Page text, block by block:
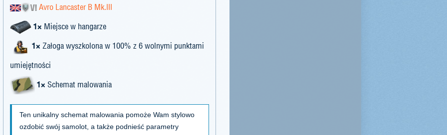
Avro Lancaster B Mk.III
1× Miejsce w hangarze
1× Załoga wyszkolona w 100% z 6 wolnymi punktami
umiejętności
1× Schemat malowania
Ten unikalny schemat malowania pomoże Wam stylowo
ozdobić swój samolot, a także podnieść parametry